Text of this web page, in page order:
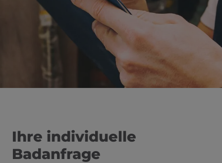
Ihre individuelle
Badanfrage
schließen